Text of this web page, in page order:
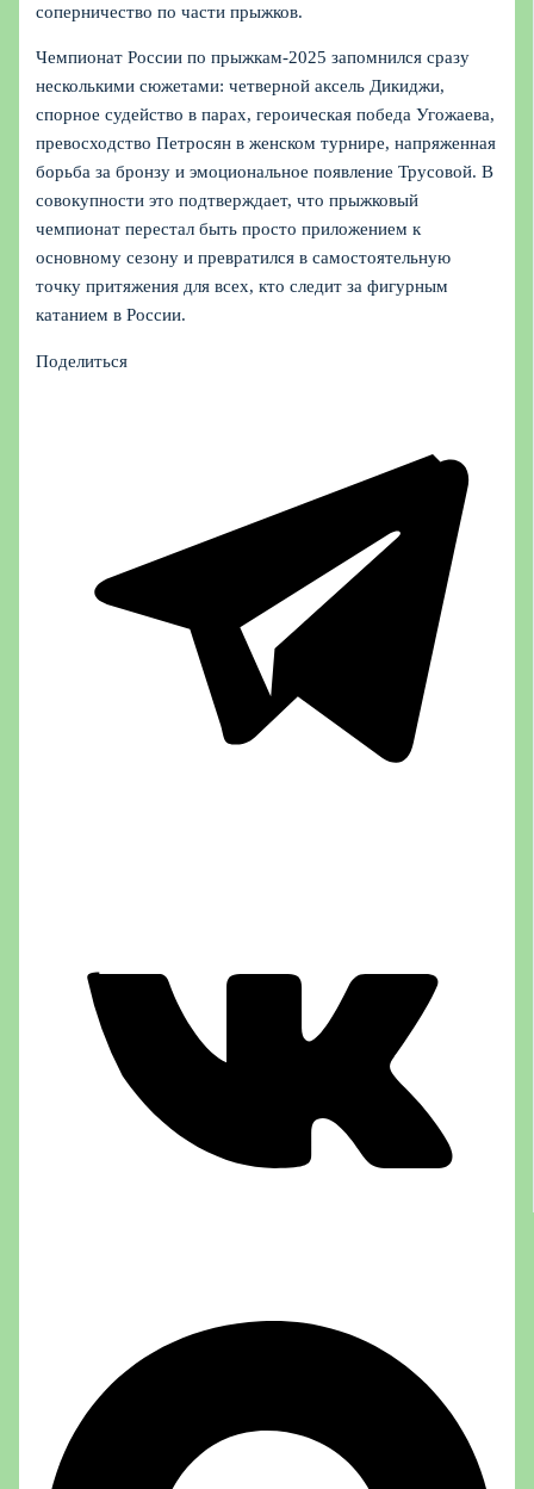
соперничество по части прыжков.
Чемпионат России по прыжкам‑2025 запомнился сразу
несколькими сюжетами: четверной аксель Дикиджи,
спорное судейство в парах, героическая победа Угожаева,
превосходство Петросян в женском турнире, напряженная
борьба за бронзу и эмоциональное появление Трусовой. В
совокупности это подтверждает, что прыжковый
чемпионат перестал быть просто приложением к
основному сезону и превратился в самостоятельную
точку притяжения для всех, кто следит за фигурным
катанием в России.
Поделиться